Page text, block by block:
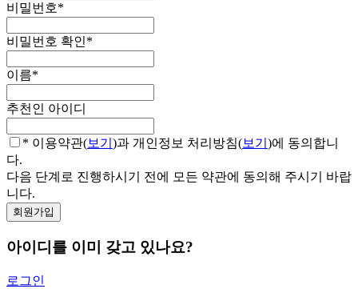
비밀번호*
비밀번호 확인*
이름*
추천인 아이디
* 이용약관(보기 )과 개인정보 처리방침(보기 )에 동의합니
다.
다음 단계로 진행하시기 전에 모든 약관에 동의해 주시기 바랍
니다.
아이디를 이미 갖고 있나요?
로그인